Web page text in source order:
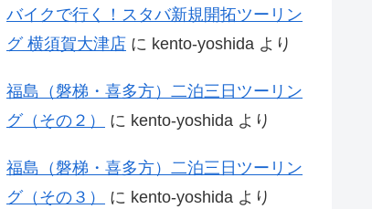
バイクで行く！スタバ新規開拓ツーリン
グ 横須賀大津店 に kento-yoshida より
福島（磐梯・喜多方）二泊三日ツーリン
グ（その２）
に kento-yoshida より
福島（磐梯・喜多方）二泊三日ツーリン
グ（その３）
に kento-yoshida より